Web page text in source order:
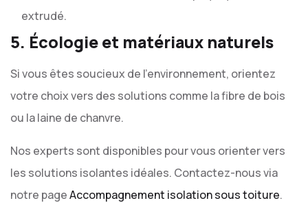
extrudé.
5. Écologie et matériaux naturels
Si vous êtes soucieux de l’environnement, orientez
votre choix vers des solutions comme la fibre de bois
ou la laine de chanvre.
Nos experts sont disponibles pour vous orienter vers
les solutions isolantes idéales. Contactez-nous via
notre pageAccompagnement isolation sous toiture.